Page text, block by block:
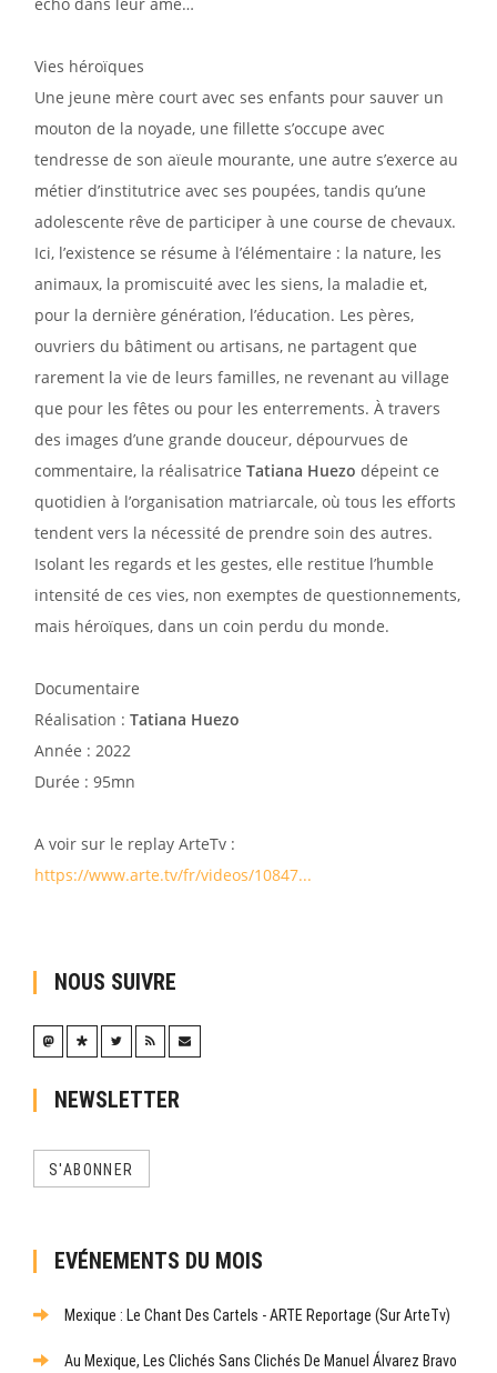
Vies héroïques
Une jeune mère court avec ses enfants pour sauver un
mouton de la noyade, une fillette s’occupe avec
tendresse de son aïeule mourante, une autre s’exerce au
métier d’institutrice avec ses poupées, tandis qu’une
adolescente rêve de participer à une course de chevaux.
Ici, l’existence se résume à l’élémentaire : la nature, les
animaux, la promiscuité avec les siens, la maladie et,
pour la dernière génération, l’éducation. Les pères,
ouvriers du bâtiment ou artisans, ne partagent que
rarement la vie de leurs familles, ne revenant au village
que pour les fêtes ou pour les enterrements. À travers
des images d’une grande douceur, dépourvues de
commentaire, la réalisatrice Tatiana Huezo dépeint ce
quotidien à l’organisation matriarcale, où tous les efforts
tendent vers la nécessité de prendre soin des autres.
Isolant les regards et les gestes, elle restitue l’humble
intensité de ces vies, non exemptes de questionnements,
mais héroïques, dans un coin perdu du monde.
Documentaire
Réalisation : Tatiana Huezo
Année : 2022
Durée : 95mn
A voir sur le replay ArteTv :
https://www.arte.tv/fr/videos/10847...
NOUS SUIVRE
NEWSLETTER
S'ABONNER
EVÉNEMENTS DU MOIS
Mexique : Le Chant Des Cartels - ARTE Reportage (sur ArteTv)
Au Mexique, Les Clichés Sans Clichés De Manuel Álvarez Bravo